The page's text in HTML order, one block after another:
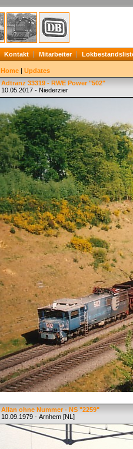
Kontakt Mitarbeiter
Home | Updates
Adtranz 33319 - RWE Power "502"
10.05.2017 - Niederzier
Allan ohne Nummer - NS "2259"
10.09.1979 - Arnhem [NL]